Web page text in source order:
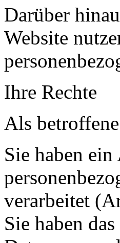
Darüber
Website
Ihre Rechte
Als
Sie haben
verarbeitet
Sie haben